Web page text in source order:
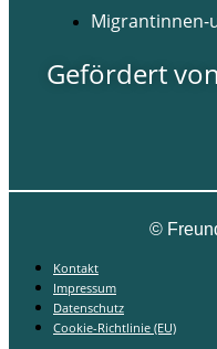
Gefördert von
©
Kontakt
Impressum
Datenschutz
Cookie-Richtlinie (EU)